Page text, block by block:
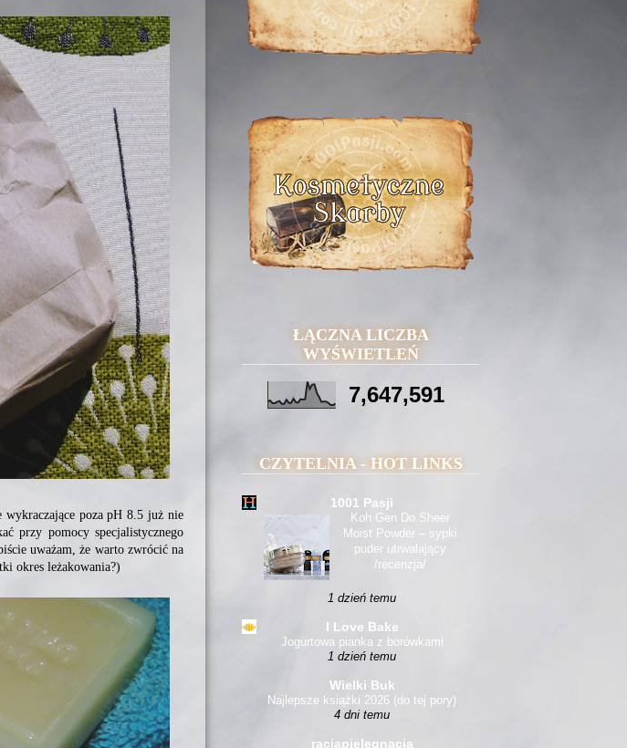
poza pH 8.5 już nie
przy pomocy specjalistycznego
uważam, że warto zwrócić na
okres leżakowania?)
ŁĄCZNA LICZBA
WYŚWIETLEŃ
7,647,591
CZYTELNIA - HOT LINKS
1001 Pasji
Koh Gen Do Sheer
Moist Powder – sypki
puder utrwalający
/recenzja/
1 dzień temu
I Love Bake
Jogurtowa pianka z borówkami
1 dzień temu
Wielki Buk
Najlepsze książki 2026 (do tej pory)
4 dni temu
racjapielegnacja